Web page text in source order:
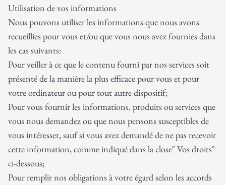
Utilisation de vos informations
Nous pouvons utiliser les informations que nous avons
recueillies pour vous et/ou que vous nous avez fournies dans
les cas suivants:
Pour veiller à ce que le contenu fourni par nos services soit
présenté de la manière la plus efficace pour vous et pour
votre ordinateur ou pour tout autre dispositif;
Pour vous fournir les informations, produits ou services que
vous nous demandez ou que nous pensons susceptibles de
vous intéresser, sauf si vous avez demandé de ne pas recevoir
cette information, comme indiqué dans la close" Vos droits"
ci-dessous;
Pour remplir nos obligations à votre égard selon les accords